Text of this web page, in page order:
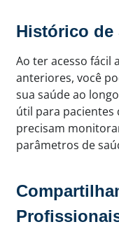
Histórico de
Ao ter acesso fácil
anteriores, você
sua saúde ao
útil para pacientes
precisam
parâmetros de